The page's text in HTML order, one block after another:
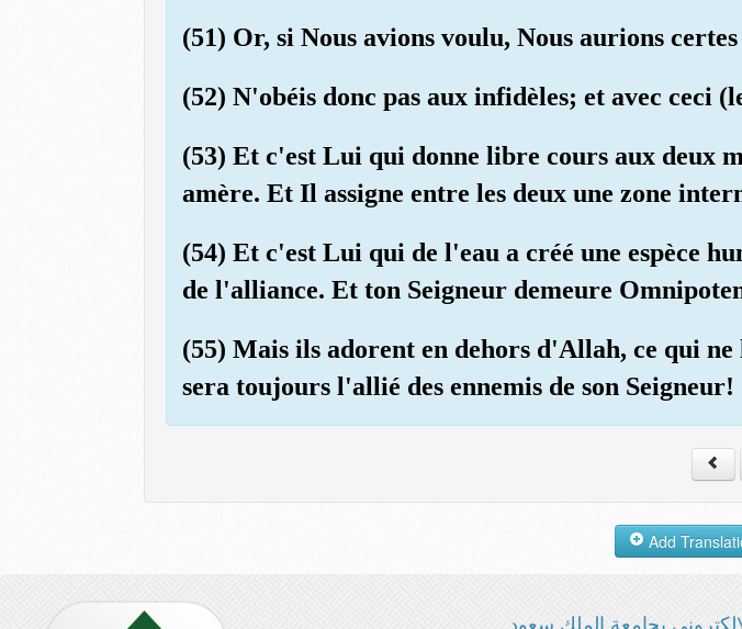
(51) Or, si Nous avions voulu, Nous aurions
(52) N'obéis donc pas aux infidèles; et avec ceci
(53) Et c'est Lui qui donne libre cours aux deux
amère. Et Il assigne entre les deux une zone
(54) Et c'est Lui qui de l'eau a créé une espèce
de l'alliance. Et ton Seigneur demeure
(55) Mais ils adorent en dehors d'Allah, ce qui
sera toujours l'allié des ennemis de son Seigneur!
بجامعة الملك سعود